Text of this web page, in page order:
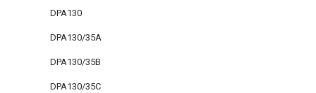
DPA130
DPA130/35A
DPA130/35B
DPA130/35C